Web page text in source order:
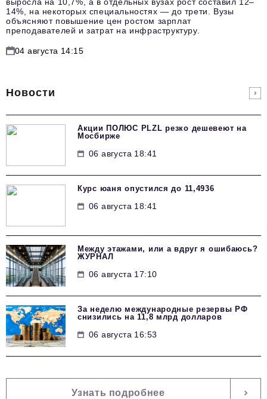
14%, на некоторых специальностях — до трети. Вузы
объясняют повышение цен ростом зарплат
преподавателей и затрат на инфраструктуру.
04 августа 14:15
Новости
Акции ПОЛЮС PLZL резко дешевеют на
Мосбирже
06 августа 18:41
Курс юаня опустился до 11,4936
06 августа 18:41
Между этажами, или а вдруг я ошибаюсь?
ЖУРНАЛ
06 августа 17:10
За неделю международные резервы РФ
снизились на 11,8 млрд долларов
06 августа 16:53
Узнать подробнее